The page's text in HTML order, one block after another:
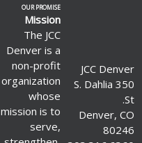
JCC Denver
350 S. Dahlia
St.
Denver, CO
80246
OUR PROMISE
Mission
The JCC
Denver is a
non-profit
organization
whose
mission is to
serve,